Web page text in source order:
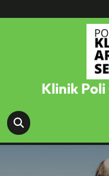
to
Klinik